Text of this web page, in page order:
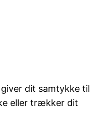
dit samtykke til
eller trækker dit